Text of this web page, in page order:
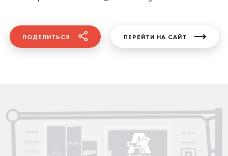
ПОДЕЛИТЬСЯ ПЕРЕЙТИ НА САЙТ